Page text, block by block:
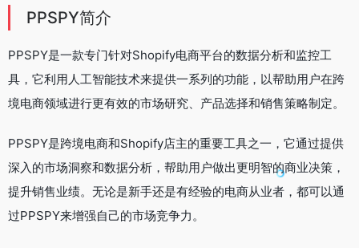
PPSPY简介
PPSPY是一款专门针对Shopify电商平台的数据分析和监控工
具，它利用人工智能技术来提供一系列的功能，以帮助用户在跨
境电商领域进行更有效的市场研究、产品选择和销售策略制定。
PPSPY是跨境电商和Shopify店主的重要工具之一，它通过提供
深入的市场洞察和数据分析，帮助用户做出更明智的商业决策，
提升销售业绩。无论是新手还是有经验的电商从业者，都可以通
过PPSPY来增强自己的市场竞争力。